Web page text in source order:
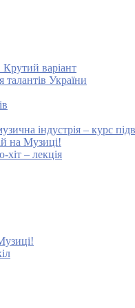
варіант
України
індустрія – курс
на Музиці!
хіт – лекція